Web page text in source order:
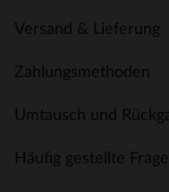
Versand & Lieferung
Zahlungsmethoden
Umtausch und
Häufig gestellte